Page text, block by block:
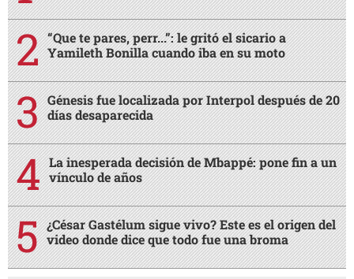
“Que te pares, perr...”: le gritó el sicario a
Yamileth Bonilla cuando iba en su moto
Génesis fue localizada por Interpol después de 20
días desaparecida
La inesperada decisión de Mbappé: pone fin a un
vínculo de años
¿César Gastélum sigue vivo? Este es el origen del
video donde dice que todo fue una broma